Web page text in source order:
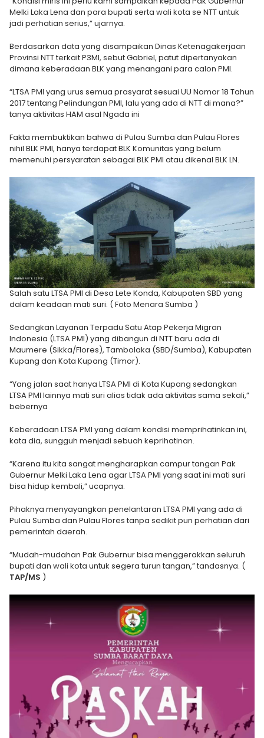
Melki Laka Lena dan para bupati serta wali kota se NTT untuk
jadi perhatian serius,” ujarnya.
Berdasarkan data yang disampaikan Dinas Ketenagakerjaan
Provinsi NTT terkait P3MI, sebut Gabriel, patut dipertanyakan
dimana keberadaan BLK yang menangani para calon PMI.
“LTSA PMI yang urus semua prasyarat sesuai UU Nomor 18 Tahun
2017 tentang Pelindungan PMI, lalu yang ada di NTT di mana?”
tanya aktivitas HAM asal Ngada ini
Fakta membuktikan bahwa di Pulau Sumba dan Pulau Flores
nihil BLK PMI, hanya terdapat BLK Komunitas yang belum
memenuhi persyaratan sebagai BLK PMI atau dikenal BLK LN.
Salah satu LTSA PMI di Desa Lete Konda, Kabupaten SBD yang
dalam keadaan mati suri. ( Foto Menara Sumba )
Sedangkan Layanan Terpadu Satu Atap Pekerja Migran
Indonesia (LTSA PMI) yang dibangun di NTT baru ada di
Maumere (Sikka/Flores), Tambolaka (SBD/Sumba), Kabupaten
Kupang dan Kota Kupang (Timor).
“Yang jalan saat hanya LTSA PMI di Kota Kupang sedangkan
LTSA PMI lainnya mati suri alias tidak ada aktivitas sama sekali,”
bebernya
Keberadaan LTSA PMI yang dalam kondisi memprihatinkan ini,
kata dia, sungguh menjadi sebuah keprihatinan.
“Karena itu kita sangat mengharapkan campur tangan Pak
Gubernur Melki Laka Lena agar LTSA PMI yang saat ini mati suri
bisa hidup kembali,” ucapnya.
Pihaknya menyayangkan penelantaran LTSA PMI yang ada di
Pulau Sumba dan Pulau Flores tanpa sedikit pun perhatian dari
pemerintah daerah.
“Mudah-mudahan Pak Gubernur bisa menggerakkan seluruh
bupati dan wali kota untuk segera turun tangan,” tandasnya. (
TAP/MS )